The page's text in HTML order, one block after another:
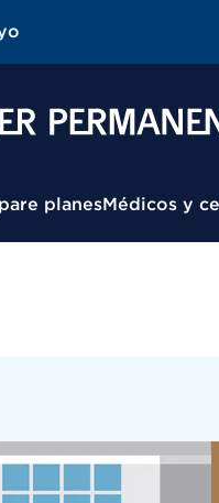
planesMédicos y